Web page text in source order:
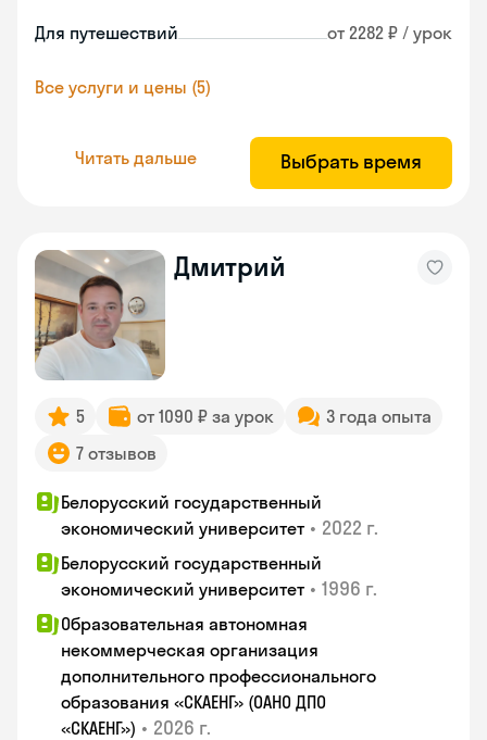
Для путешествий от 2282 ₽ / урок
Все услуги и цены (5)
Читать дальше Выбрать время
Дмитрий
5 от 1090 ₽ за урок
3 года опыта
7 отзывов
Белорусский государственный
экономический университет • 2022 г.
Белорусский государственный
экономический университет • 1996 г.
Образовательная автономная
некоммерческая организация
дополнительного профессионального
образования «СКАЕНГ» (ОАНО ДПО
«СКАЕНГ») • 2026 г.